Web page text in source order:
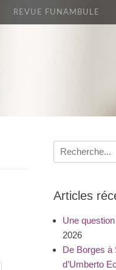
REVUE FUNAMBULE
Recherche
pour
Articles
Une
2026
De Borges à
d’Umberto